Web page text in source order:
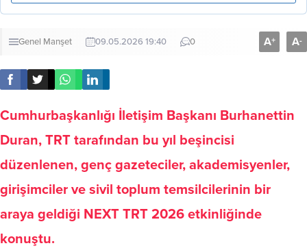
Genel Manşet 09.05.2026 19:40 0 A+ A-
Cumhurbaşkanlığı İletişim Başkanı Burhanettin
Duran, TRT tarafından bu yıl beşincisi
düzenlenen, genç gazeteciler, akademisyenler,
girişimciler ve sivil toplum temsilcilerinin bir
araya geldiği NEXT TRT 2026 etkinliğinde
konuştu.